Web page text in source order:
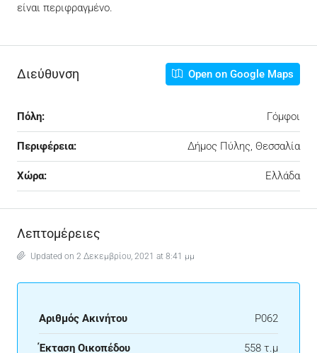
είναι περιφραγμένο.
Διεύθυνση Open on Google Maps
Πόλη: Γόμφοι
Περιφέρεια: Δήμος Πύλης, Θεσσαλία
Χώρα: Ελλάδα
Λεπτομέρειες
Updated on 2 Δεκεμβρίου, 2021 at 8:41 μμ
Αριθμός Ακινήτου P062
Έκταση Οικοπέδου 558 τ.μ